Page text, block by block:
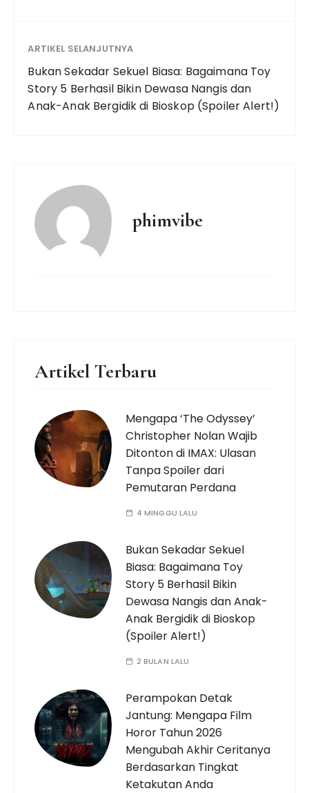
ARTIKEL SELANJUTNYA
Bukan Sekadar Sekuel Biasa: Bagaimana Toy
Story 5 Berhasil Bikin Dewasa Nangis dan
Anak-Anak Bergidik di Bioskop (Spoiler Alert!)
phimvibe
Artikel Terbaru
Mengapa ‘The Odyssey’
Christopher Nolan Wajib
Ditonton di IMAX: Ulasan
Tanpa Spoiler dari
Pemutaran Perdana
4 MINGGU LALU
Bukan Sekadar Sekuel
Biasa: Bagaimana Toy
Story 5 Berhasil Bikin
Dewasa Nangis dan Anak-
Anak Bergidik di Bioskop
(Spoiler Alert!)
2 BULAN LALU
Perampokan Detak
Jantung: Mengapa Film
Horor Tahun 2026
Mengubah Akhir Ceritanya
Berdasarkan Tingkat
Ketakutan Anda